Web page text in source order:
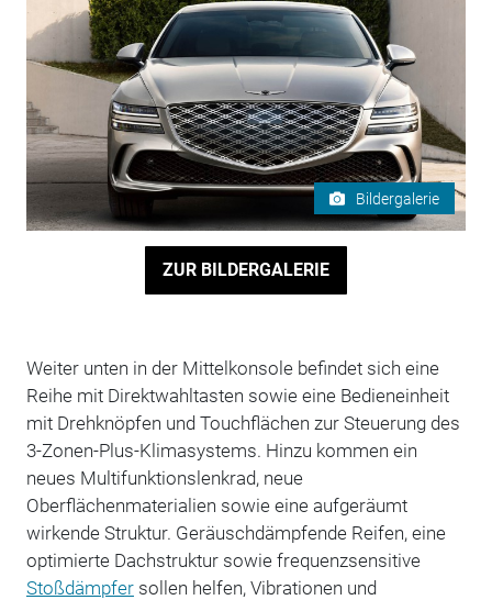
Bildergalerie
ZUR BILDERGALERIE
Weiter unten in der Mittelkonsole befindet sich eine
Reihe mit Direktwahltasten sowie eine Bedieneinheit
mit Drehknöpfen und Touchflächen zur Steuerung des
3-Zonen-Plus-Klimasystems. Hinzu kommen ein
neues Multifunktionslenkrad, neue
Oberflächenmaterialien sowie eine aufgeräumt
wirkende Struktur. Geräuschdämpfende Reifen, eine
optimierte Dachstruktur sowie frequenzsensitive
Stoßdämpfersollen helfen, Vibrationen und